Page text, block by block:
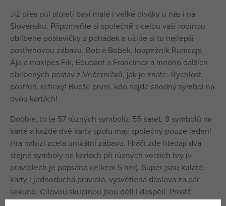
Již přes půl století baví malé i velké diváky u nás i na
Slovensku. Připomeňte si společně s celou vaší rodinou
oblíbené postavičky z pohádek a užijte si tu nejlepší
postřehovou zábavu. Bob a Bobek, loupežník Rumcajs,
Ája a maxipes Fík, Edudant a Francimor a mnoho dalších
oblíbených postav z Večerníčků, jak je znáte. Rychlost,
postřeh, reflexy! Buďte první, kdo najde shodný symbol na
dvou kartách!
Dobble, to je 57 různých symbolů, 55 karet, 8 symbolů na
kartě a každé dvě karty spolu mají společný pouze jeden!
Hra nabízí zcela unikátní zábavu. Hráči zde hledají dva
stejné symboly na kartách při různých verzích hry (v
pravidlech je popsáno celkem 5 her). Super jsou kulaté
karty i jednoduchá pravidla, vysvětlená doslova za pár
sekund. Cílovou skupinou jsou děti i dospělí. Prostě